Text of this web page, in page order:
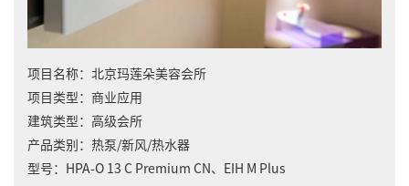
项目名称： 北京玛莲朵美容会所
项目类型： 商业应用
建筑类型： 高级会所
产品类别： 热泵/新风/热水器
型号：
HPA-O 13 C Premium CN、EIH M Plus